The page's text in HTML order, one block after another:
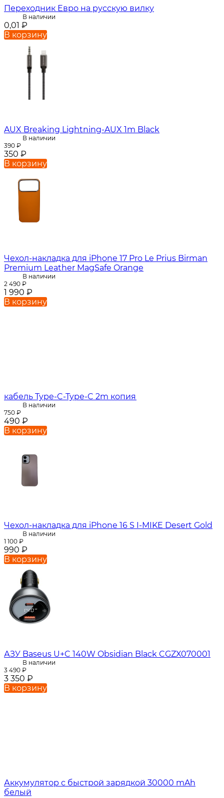
Переходник Евро на русскую вилку
В наличии
0,01 ₽
В корзину
AUX Breaking Lightning-AUX 1m Black
В наличии
390 ₽
350 ₽
В корзину
Чехол-накладка для iPhone 17 Pro Le Prius Birman
Premium Leather MagSafe Orange
В наличии
2 490 ₽
1 990 ₽
В корзину
кабель Type-C-Type-C 2m копия
В наличии
750 ₽
490 ₽
В корзину
Чехол-накладка для iPhone 16 S I-MIKE Desert Gold
В наличии
1 100 ₽
990 ₽
В корзину
АЗУ Baseus U+C 140W Obsidian Black CGZX070001
В наличии
3 490 ₽
3 350 ₽
В корзину
Аккумулятор с быстрой зарядкой 30000 mAh
белый